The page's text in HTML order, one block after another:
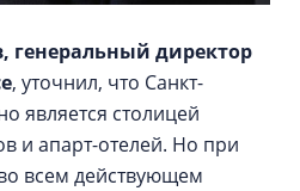
генеральный директор
, уточнил, что Санкт-
является столицей
и апарт-отелей. Но при
всем действующем